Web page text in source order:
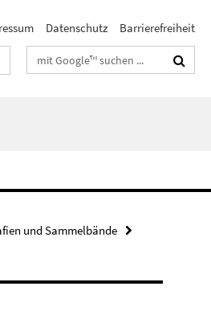
Datenschutz Barrierefreiheit
Suchbegriffe
und Sammelbände